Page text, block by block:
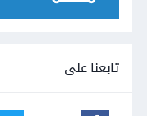
تابعنا على